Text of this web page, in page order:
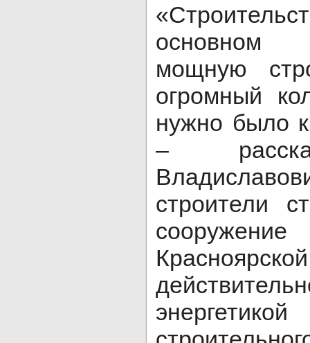
основном
мощную
огромный
нужно было
–
строители